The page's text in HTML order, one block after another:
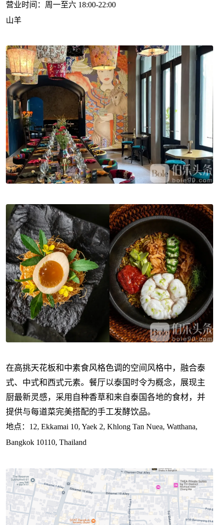
营业时间：周一至六 18:00-22:00
山羊
在高挑天花板和中素食风格色调的空间风格中，融合泰
式、中式和西式元素。餐厅以泰国时令为概念，展现主
厨最新灵感，采用自种香草和来自泰国各地的食材，并
提供与每道菜完美搭配的手工发酵饮品。
地点：12, Ekkamai 10, Yaek 2, Khlong Tan Nuea, Watthana,
Bangkok 10110, Thailand